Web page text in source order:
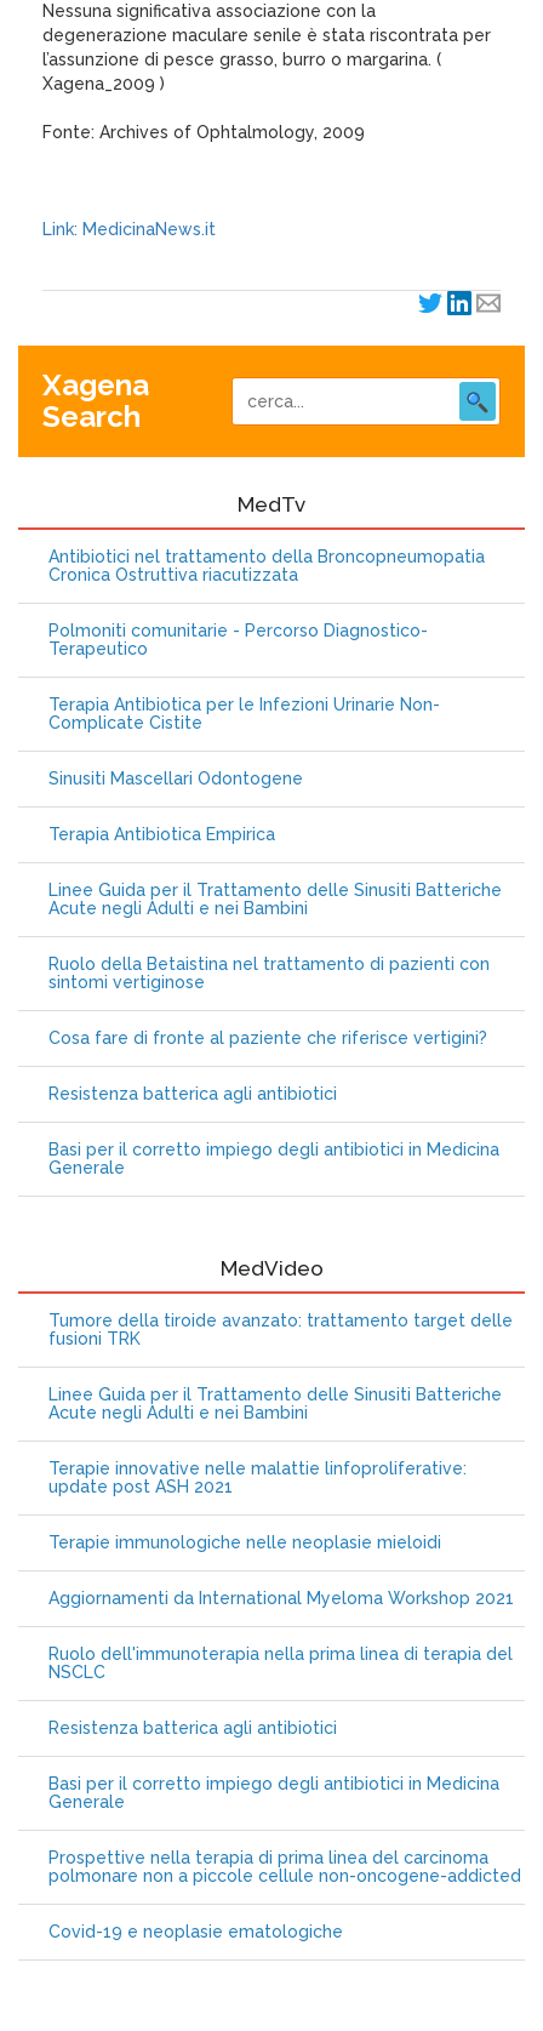
Nessuna significativa associazione con la
degenerazione maculare senile è stata riscontrata per
l’assunzione di pesce grasso, burro o margarina. (
Xagena_2009 )
Fonte: Archives of Ophtalmology, 2009
Link: MedicinaNews.it
Xagena
Search
MedTv
Antibiotici nel trattamento della Broncopneumopatia
Cronica Ostruttiva riacutizzata
Polmoniti comunitarie - Percorso Diagnostico-
Terapeutico
Terapia Antibiotica per le Infezioni Urinarie Non-
Complicate Cistite
Sinusiti Mascellari Odontogene
Terapia Antibiotica Empirica
Linee Guida per il Trattamento delle Sinusiti Batteriche
Acute negli Adulti e nei Bambini
Ruolo della Betaistina nel trattamento di pazienti con
sintomi vertiginose
Cosa fare di fronte al paziente che riferisce vertigini?
Resistenza batterica agli antibiotici
Basi per il corretto impiego degli antibiotici in Medicina
Generale
MedVideo
Tumore della tiroide avanzato: trattamento target delle
fusioni TRK
Linee Guida per il Trattamento delle Sinusiti Batteriche
Acute negli Adulti e nei Bambini
Terapie innovative nelle malattie linfoproliferative:
update post ASH 2021
Terapie immunologiche nelle neoplasie mieloidi
Aggiornamenti da International Myeloma Workshop 2021
Ruolo dell'immunoterapia nella prima linea di terapia del
NSCLC
Resistenza batterica agli antibiotici
Basi per il corretto impiego degli antibiotici in Medicina
Generale
Prospettive nella terapia di prima linea del carcinoma
polmonare non a piccole cellule non-oncogene-addicted
Covid-19 e neoplasie ematologiche